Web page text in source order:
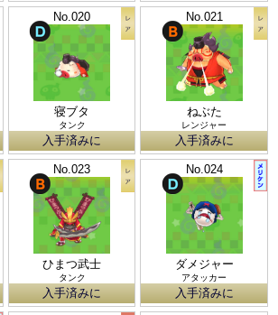
No.020
寝ブタ
タンク
入手済みに
No.021
ねぶた
レンジャー
入手済みに
No.023
ひまつ武士
タンク
入手済みに
No.024
ダメジャー
アタッカー
入手済みに